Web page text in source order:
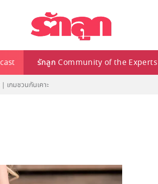
รักลูก Community of the Experts
เกมชวนกันเคาะ